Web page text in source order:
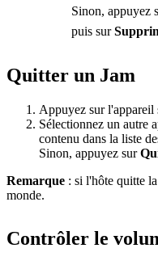
Sinon, appuyez
puis sur
Quitter un Jam
Appuyez sur l'appareil
Sélectionnez un autre
contenu dans la liste
Sinon, appuyez sur
Remarque : si l'hôte quitte
monde.
Contrôler le